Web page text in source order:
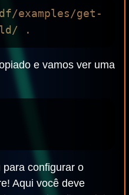
examples/get-
e vamos ver uma
configurar o
Aqui você deve